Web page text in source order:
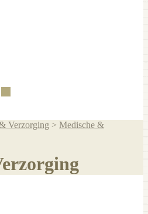
Verzorging > Medische &